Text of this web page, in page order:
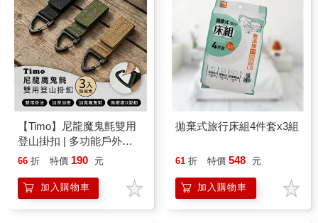
【Timo】尼龍魔鬼氈雙用
登山掛扣 | 多功能戶外露
營掛鉤 登山扣 鑰匙圈 行
66 折 特價 190 元
加入購物車
拋棄式旅行床組4件套x3組
61 折 特價 548 元
加入購物車